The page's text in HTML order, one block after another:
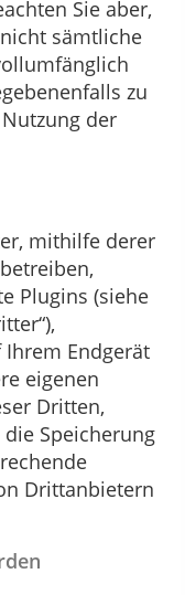
Sie aber,
sämtliche
zu
der
mithilfe derer
Plugins (siehe
Endgerät
eigenen
Dritten,
Speicherung
Drittanbietern